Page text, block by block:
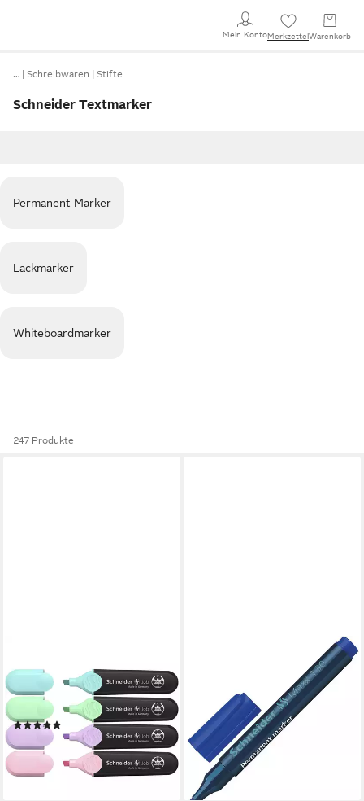
Mein KontoMerkzettel Warenkorb
… Schreibwaren Stifte
Schneider Textmarker
Permanent-Marker
Lackmarker
Whiteboardmarker
247 Produkte
Marker Job Pastell, (4-tlg),
Textmarker in Pastellfarben,
im Kunststoffetui
lieferbar - in 2-3 Werktagen bei dir
Permanentmarker Maxx 130,
(1-tlg), toluolfrei, Strichstärke:
1,0 - 3,0 mm
0,99 €
lieferbar - in 2-3 Werktagen bei dir